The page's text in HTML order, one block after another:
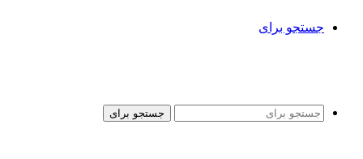
جستجو برای
جستجو برای